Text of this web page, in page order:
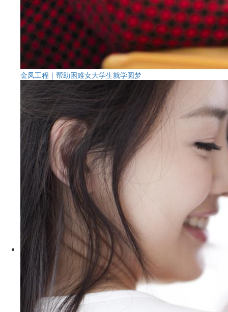
金凤工程｜帮助困难女大学生就学圆梦